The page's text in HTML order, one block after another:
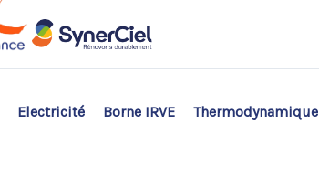
Electricité Borne IRVE Thermodynamique